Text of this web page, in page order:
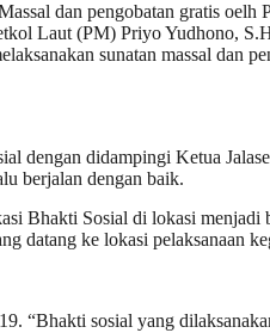
dan pengobatan gratis
Laut (PM) Priyo Yudhono,
sunatan massal dan
dengan didampingi Ketua
berjalan dengan baik.
Bhakti Sosial di lokasi
datang ke lokasi pelaksanaan
“Bhakti sosial yang